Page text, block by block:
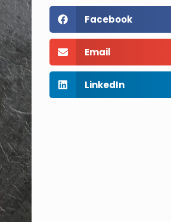
Facebook
Email
LinkedIn